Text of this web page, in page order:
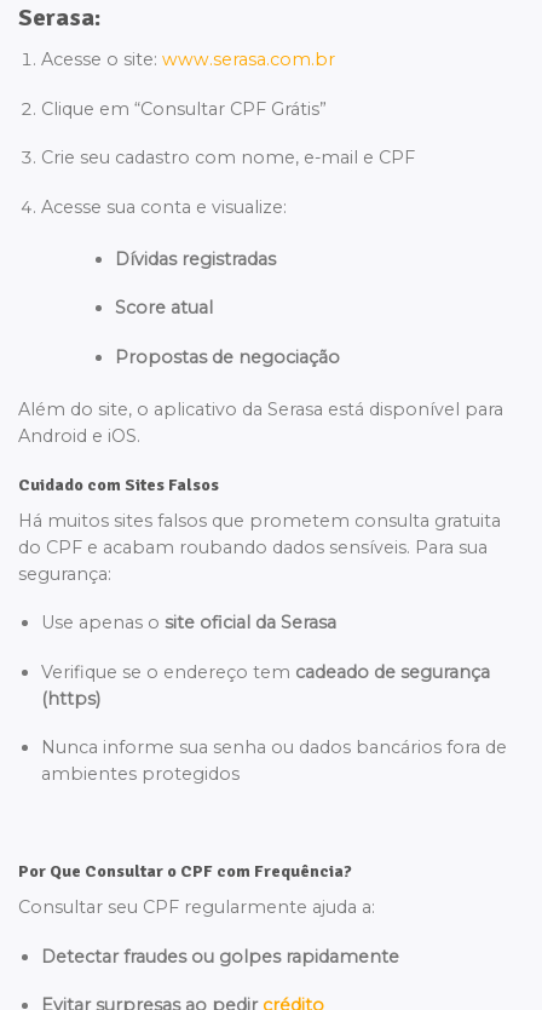
Serasa:
Acesse o site: www.serasa.com.br
Clique em “Consultar CPF Grátis”
Crie seu cadastro com nome, e-mail e CPF
Acesse sua conta e visualize:
Dívidas registradas
Score atual
Propostas de negociação
Além do site, o aplicativo da Serasa está disponível para
Android e iOS.
Cuidado com Sites Falsos
Há muitos sites falsos que prometem consulta gratuita
do CPF e acabam roubando dados sensíveis. Para sua
segurança:
Use apenas o site oficial da Serasa
Verifique se o endereço tem cadeado de segurança
(https)
Nunca informe sua senha ou dados bancários fora de
ambientes protegidos
Por Que Consultar o CPF com Frequência?
Consultar seu CPF regularmente ajuda a:
Detectar fraudes ou golpes rapidamente